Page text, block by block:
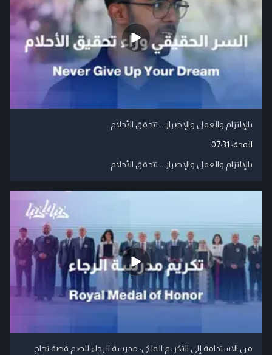
بالإلتزام والعمل والإصرار .. تتحقق الأحلام
المدة: 07:31
بالإلتزام والعمل والإصرار .. تتحقق الأحلام
من الاستدامة إلى التكريم الملكي: مدرسة الرجاء للصم قصة نجاح